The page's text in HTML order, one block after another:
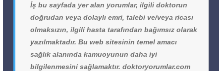
İş bu sayfada yer alan yorumlar, ilgili doktorun
doğrudan veya dolaylı emri, talebi ve/veya ricası
olmaksızın, ilgili hasta tarafından bağımsız olarak
yazılmaktadır. Bu web sitesinin temel amacı
sağlık alanında kamuoyunun daha iyi
bilgilenmesini sağlamaktır. doktoryorumlar.com